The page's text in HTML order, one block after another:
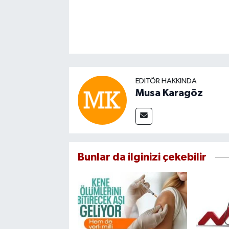
EDITÖR HAKKINDA
Musa Karagöz
Bunlar da ilginizi çekebilir